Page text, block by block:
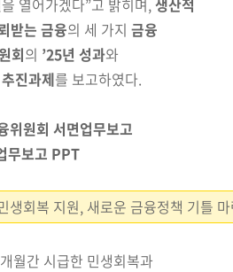
을 열어가겠다”고 밝히며,생산적
받는 금융의 세 가지 금융
회의 ’25년 성과와
진과제를 보고하였다.
원회 서면업무보고
무보고 PPT
생회복 지원, 새로운 금융정책 기틀
월간 시급한 민생회복과